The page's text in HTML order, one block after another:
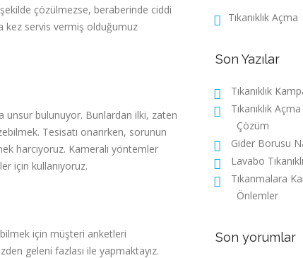
çözülmezse, beraberinde ciddi
kez servis vermiş olduğumuz
unsur bulunuyor. Bunlardan ilki, zaten
Tesisatı onarırken, sorunun
harcıyoruz. Kameralı yöntemler
için kullanıyoruz.
için müşteri anketleri
geleni fazlası ile yapmaktayız.
Tıkanıklık Açma
Son Yazılar
Tıkanıklık
Tıkanıklık
Çözüm
Gider Borusu
Lavabo
Tıkanmalara
Önlemler
Son yorumlar